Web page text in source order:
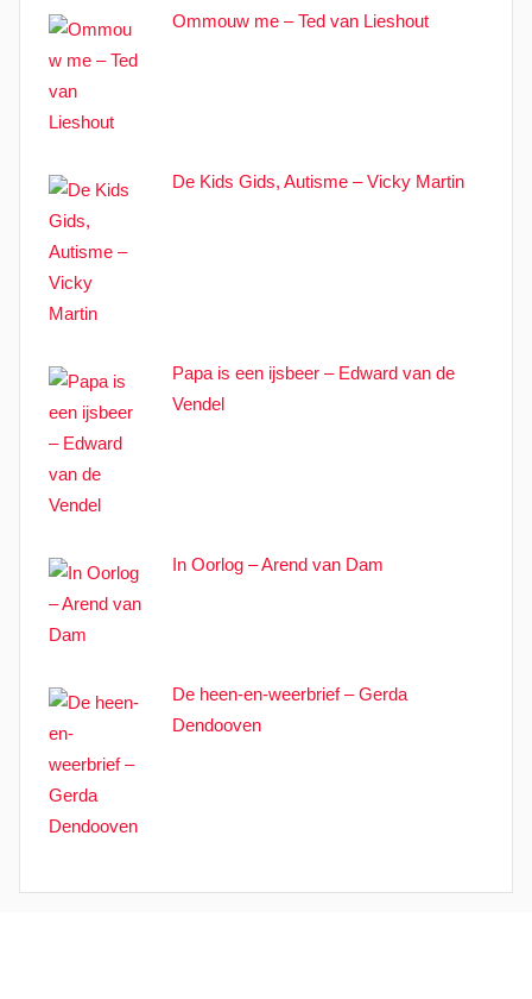
Ommouw me – Ted van Lieshout
De Kids Gids, Autisme – Vicky Martin
Papa is een ijsbeer – Edward van de
Vendel
In Oorlog – Arend van Dam
De heen-en-weerbrief – Gerda
Dendooven